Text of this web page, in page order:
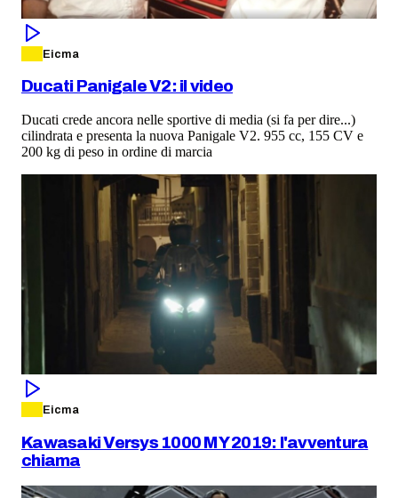
Eicma
Ducati Panigale V2: il video
Ducati crede ancora nelle sportive di media (si fa per dire...)
cilindrata e presenta la nuova Panigale V2. 955 cc, 155 CV e
200 kg di peso in ordine di marcia
Eicma
Kawasaki Versys 1000 MY 2019: l'avventura
chiama